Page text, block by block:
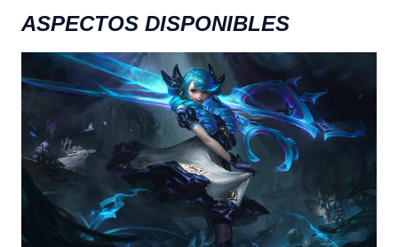
ASPECTOS DISPONIBLES